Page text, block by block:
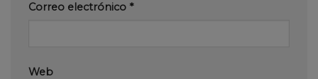
Correo electrónico *
Web